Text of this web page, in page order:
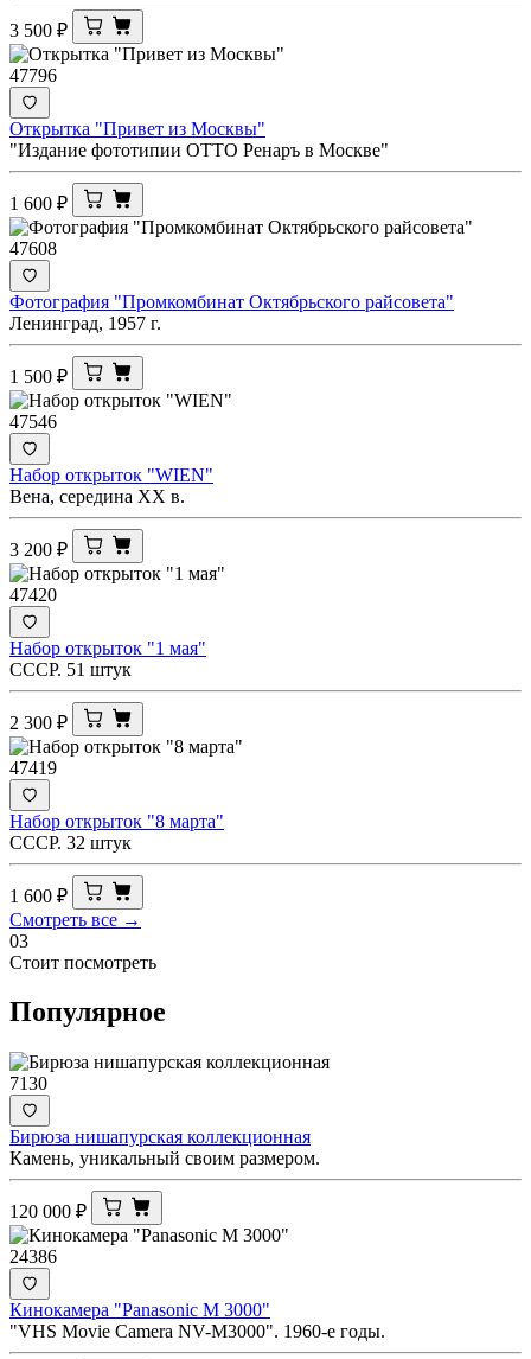
3 500 ₽
47796
Открытка "Привет из Москвы"
"Издание фототипии ОТТО Ренаръ в Москве"
1 600 ₽
47608
Фотография "Промкомбинат Октябрьского райсовета"
Ленинград, 1957 г.
1 500 ₽
47546
Набор открыток "WIEN"
Вена, середина ХХ в.
3 200 ₽
47420
Набор открыток "1 мая"
СССР. 51 штук
2 300 ₽
47419
Набор открыток "8 марта"
СССР. 32 штук
1 600 ₽
Смотреть все →
03
Стоит посмотреть
Популярное
7130
Бирюза нишапурская коллекционная
Камень, уникальный своим размером.
120 000 ₽
24386
Кинокамера "Panasonic M 3000"
"VHS Movie Camera NV-M3000". 1960-е годы.